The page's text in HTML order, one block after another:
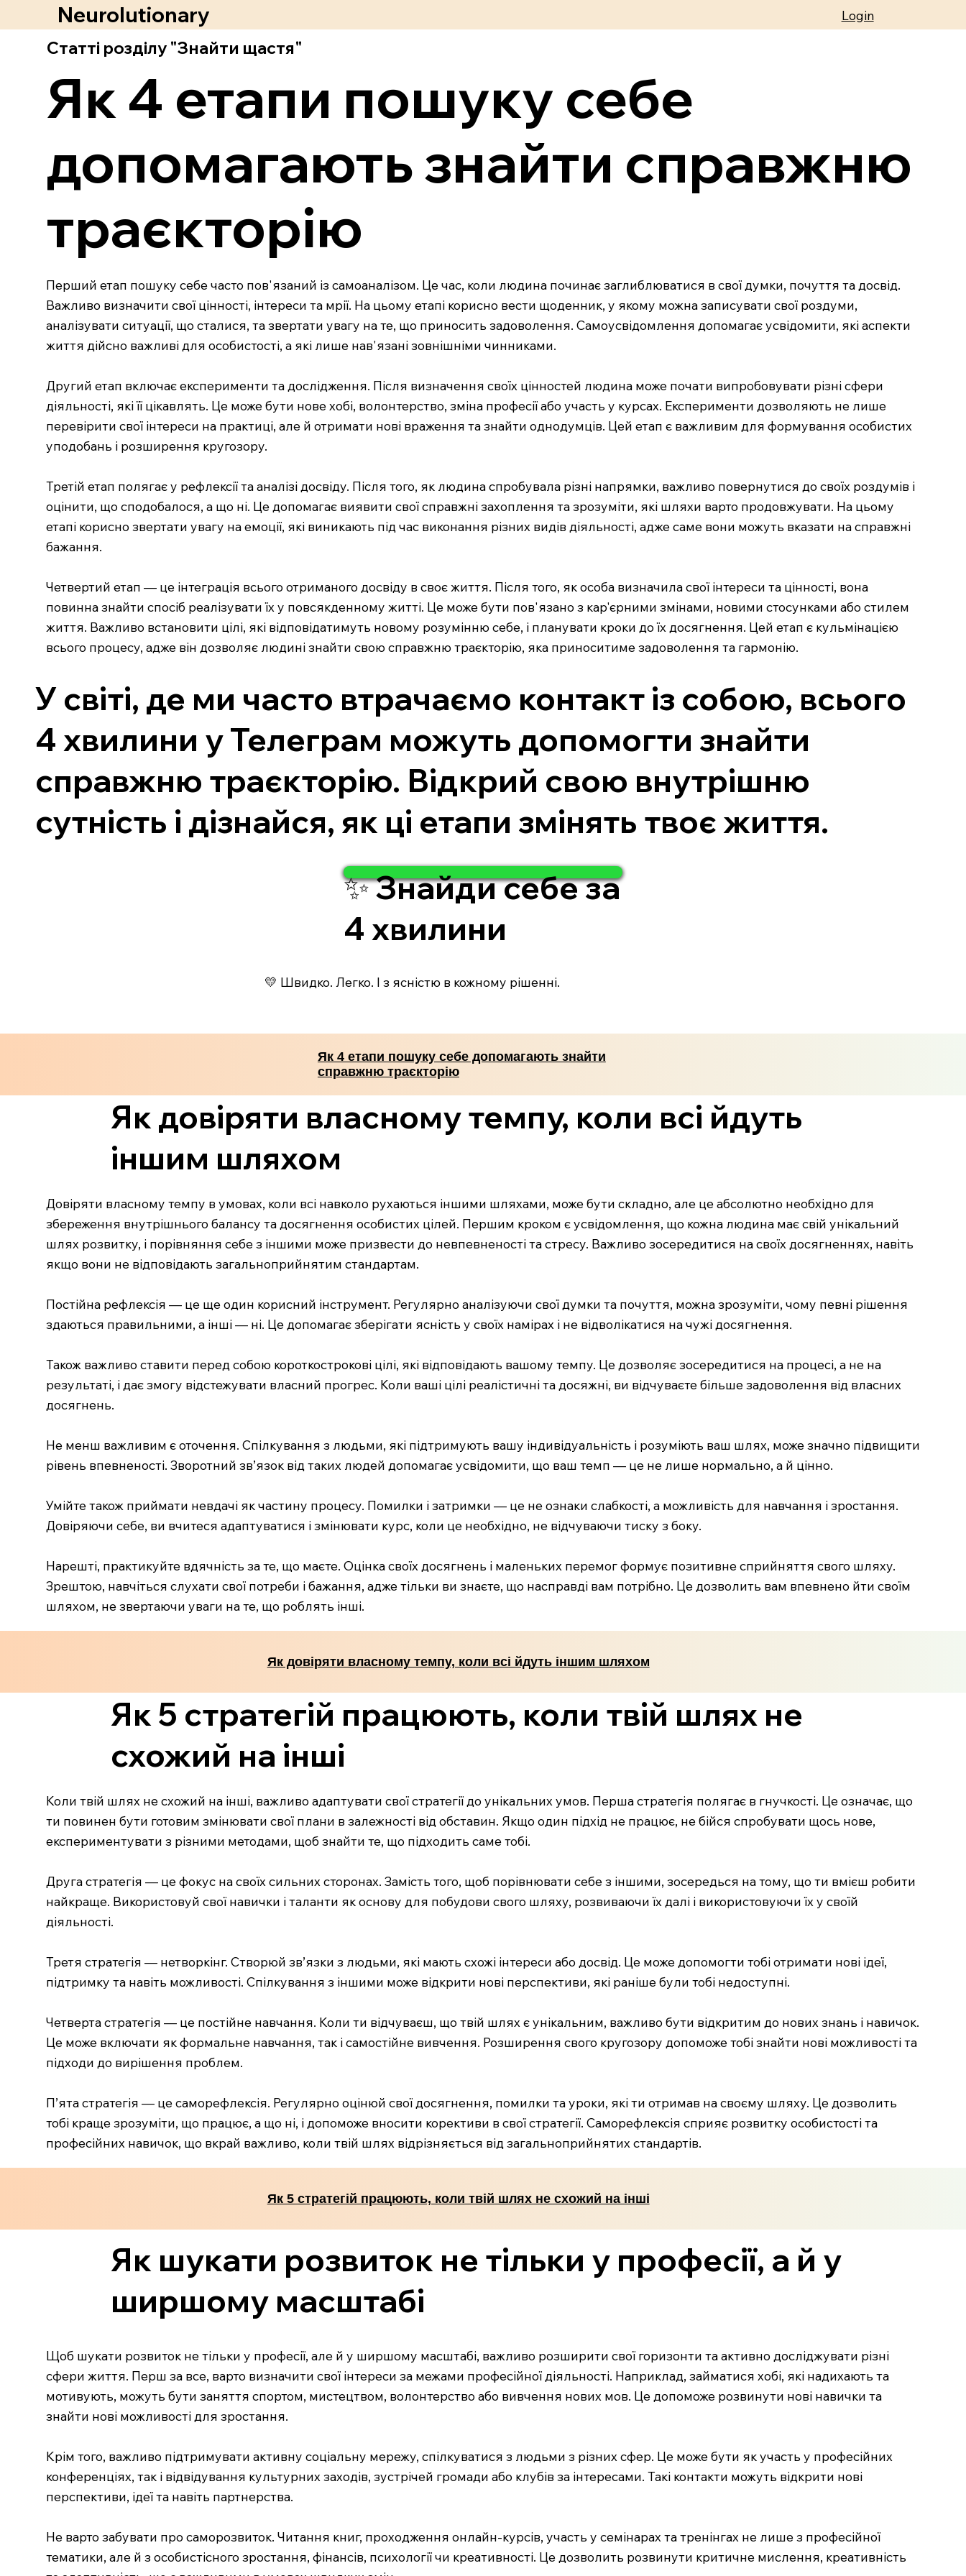
Neurolutionary Login
Статті розділу "Знайти щастя"
Як 4 етапи пошуку себе
допомагають знайти справжню
траєкторію
Перший етап пошуку себе часто пов'язаний із самоаналізом. Це час, коли людина починає заглиблюватися в свої думки, почуття та досвід.
Важливо визначити свої цінності, інтереси та мрії. На цьому етапі корисно вести щоденник, у якому можна записувати свої роздуми,
аналізувати ситуації, що сталися, та звертати увагу на те, що приносить задоволення. Самоусвідомлення допомагає усвідомити, які аспекти
життя дійсно важливі для особистості, а які лише нав'язані зовнішніми чинниками.
Другий етап включає експерименти та дослідження. Після визначення своїх цінностей людина може почати випробовувати різні сфери
діяльності, які її цікавлять. Це може бути нове хобі, волонтерство, зміна професії або участь у курсах. Експерименти дозволяють не лише
перевірити свої інтереси на практиці, але й отримати нові враження та знайти однодумців. Цей етап є важливим для формування особистих
уподобань і розширення кругозору.
Третій етап полягає у рефлексії та аналізі досвіду. Після того, як людина спробувала різні напрямки, важливо повернутися до своїх роздумів і
оцінити, що сподобалося, а що ні. Це допомагає виявити свої справжні захоплення та зрозуміти, які шляхи варто продовжувати. На цьому
етапі корисно звертати увагу на емоції, які виникають під час виконання різних видів діяльності, адже саме вони можуть вказати на справжні
бажання.
Четвертий етап — це інтеграція всього отриманого досвіду в своє життя. Після того, як особа визначила свої інтереси та цінності, вона
повинна знайти спосіб реалізувати їх у повсякденному житті. Це може бути пов'язано з кар'єрними змінами, новими стосунками або стилем
життя. Важливо встановити цілі, які відповідатимуть новому розумінню себе, і планувати кроки до їх досягнення. Цей етап є кульмінацією
всього процесу, адже він дозволяє людині знайти свою справжню траєкторію, яка приноситиме задоволення та гармонію.
У світі, де ми часто втрачаємо контакт із собою, всього
4 хвилини у Телеграм можуть допомогти знайти
справжню траєкторію. Відкрий свою внутрішню
сутність і дізнайся, як ці етапи змінять твоє життя.
✨ Знайди себе за
4 хвилини
💛 Швидко. Легко. І з ясністю в кожному рішенні.
Як 4 етапи пошуку себе допомагають знайти
справжню траєкторію
Як довіряти власному темпу, коли всі йдуть
іншим шляхом
Довіряти власному темпу в умовах, коли всі навколо рухаються іншими шляхами, може бути складно, але це абсолютно необхідно для
збереження внутрішнього балансу та досягнення особистих цілей. Першим кроком є усвідомлення, що кожна людина має свій унікальний
шлях розвитку, і порівняння себе з іншими може призвести до невпевненості та стресу. Важливо зосередитися на своїх досягненнях, навіть
якщо вони не відповідають загальноприйнятим стандартам.
Постійна рефлексія — це ще один корисний інструмент. Регулярно аналізуючи свої думки та почуття, можна зрозуміти, чому певні рішення
здаються правильними, а інші — ні. Це допомагає зберігати ясність у своїх намірах і не відволікатися на чужі досягнення.
Також важливо ставити перед собою короткострокові цілі, які відповідають вашому темпу. Це дозволяє зосередитися на процесі, а не на
результаті, і дає змогу відстежувати власний прогрес. Коли ваші цілі реалістичні та досяжні, ви відчуваєте більше задоволення від власних
досягнень.
Не менш важливим є оточення. Спілкування з людьми, які підтримують вашу індивідуальність і розуміють ваш шлях, може значно підвищити
рівень впевненості. Зворотний зв’язок від таких людей допомагає усвідомити, що ваш темп — це не лише нормально, а й цінно.
Умійте також приймати невдачі як частину процесу. Помилки і затримки — це не ознаки слабкості, а можливість для навчання і зростання.
Довіряючи себе, ви вчитеся адаптуватися і змінювати курс, коли це необхідно, не відчуваючи тиску з боку.
Нарешті, практикуйте вдячність за те, що маєте. Оцінка своїх досягнень і маленьких перемог формує позитивне сприйняття свого шляху.
Зрештою, навчіться слухати свої потреби і бажання, адже тільки ви знаєте, що насправді вам потрібно. Це дозволить вам впевнено йти своїм
шляхом, не звертаючи уваги на те, що роблять інші.
Як довіряти власному темпу, коли всі йдуть іншим шляхом
Як 5 стратегій працюють, коли твій шлях не
схожий на інші
Коли твій шлях не схожий на інші, важливо адаптувати свої стратегії до унікальних умов. Перша стратегія полягає в гнучкості. Це означає, що
ти повинен бути готовим змінювати свої плани в залежності від обставин. Якщо один підхід не працює, не бійся спробувати щось нове,
експериментувати з різними методами, щоб знайти те, що підходить саме тобі.
Друга стратегія — це фокус на своїх сильних сторонах. Замість того, щоб порівнювати себе з іншими, зосередься на тому, що ти вмієш робити
найкраще. Використовуй свої навички і таланти як основу для побудови свого шляху, розвиваючи їх далі і використовуючи їх у своїй
діяльності.
Третя стратегія — нетворкінг. Створюй зв’язки з людьми, які мають схожі інтереси або досвід. Це може допомогти тобі отримати нові ідеї,
підтримку та навіть можливості. Спілкування з іншими може відкрити нові перспективи, які раніше були тобі недоступні.
Четверта стратегія — це постійне навчання. Коли ти відчуваєш, що твій шлях є унікальним, важливо бути відкритим до нових знань і навичок.
Це може включати як формальне навчання, так і самостійне вивчення. Розширення свого кругозору допоможе тобі знайти нові можливості та
підходи до вирішення проблем.
П’ята стратегія — це саморефлексія. Регулярно оцінюй свої досягнення, помилки та уроки, які ти отримав на своєму шляху. Це дозволить
тобі краще зрозуміти, що працює, а що ні, і допоможе вносити корективи в свої стратегії. Саморефлексія сприяє розвитку особистості та
професійних навичок, що вкрай важливо, коли твій шлях відрізняється від загальноприйнятих стандартів.
Як 5 стратегій працюють, коли твій шлях не схожий на інші
Як шукати розвиток не тільки у професії, а й у
ширшому масштабі
Щоб шукати розвиток не тільки у професії, але й у ширшому масштабі, важливо розширити свої горизонти та активно досліджувати різні
сфери життя. Перш за все, варто визначити свої інтереси за межами професійної діяльності. Наприклад, займатися хобі, які надихають та
мотивують, можуть бути заняття спортом, мистецтвом, волонтерство або вивчення нових мов. Це допоможе розвинути нові навички та
знайти нові можливості для зростання.
Крім того, важливо підтримувати активну соціальну мережу, спілкуватися з людьми з різних сфер. Це може бути як участь у професійних
конференціях, так і відвідування культурних заходів, зустрічей громади або клубів за інтересами. Такі контакти можуть відкрити нові
перспективи, ідеї та навіть партнерства.
Не варто забувати про саморозвиток. Читання книг, проходження онлайн-курсів, участь у семінарах та тренінгах не лише з професійної
тематики, але й з особистісного зростання, фінансів, психології чи креативності. Це дозволить розвинути критичне мислення, креативність